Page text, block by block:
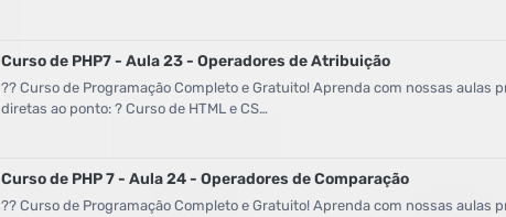
Curso de PHP7 - Aula 23 - Operadores de Atribuição
?? Curso de Programação Completo e Gratuito! Aprenda com nossas aulas
diretas ao ponto: ? Curso de HTML e CS…
Curso de PHP 7 - Aula 24 - Operadores de Comparação
?? Curso de Programação Completo e Gratuito! Aprenda com nossas aulas